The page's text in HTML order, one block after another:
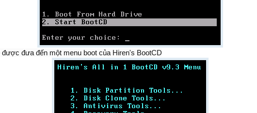
đưa đến một menu boot của Hiren's BootCD